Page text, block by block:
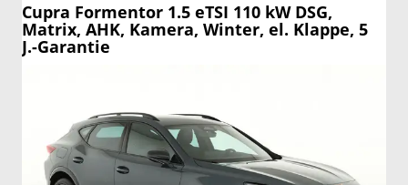
Cupra Formentor 1.5 eTSI 110 kW DSG,
Matrix, AHK, Kamera, Winter, el. Klappe, 5
J.-Garantie